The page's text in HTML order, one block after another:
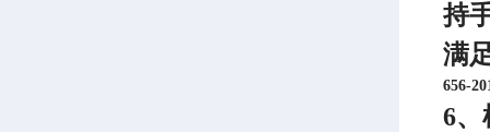
持
满
656-
6、